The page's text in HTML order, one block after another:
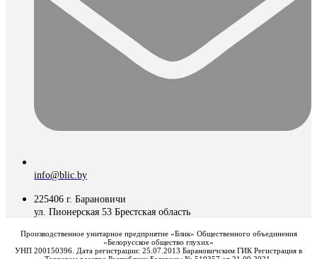
info@blic.by
225406 г. Барановичи
ул. Пионерская 53 Брестская область
Производственное унитарное предприятие «Блик» Общественного объединения
«Белорусское общество глухих»
УНП 200150396. Дата регистрации: 25.07.2013 Барановичским ГИК Регистрация в